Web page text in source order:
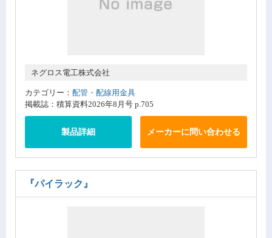
ネグロス電工株式会社
カテゴリー： 配管・配線用金具
掲載誌：積算資料2026年8月号 p.705
製品詳細 メーカーに問い合わせる
『パイラック』